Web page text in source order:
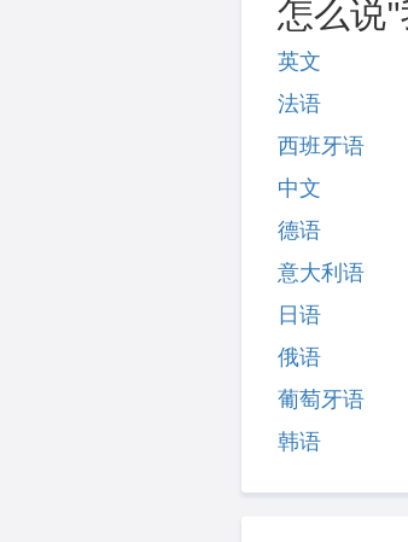
怎么说
英文
法语
西班牙语
中文
德语
意大利语
日语
俄语
葡萄牙语
韩语